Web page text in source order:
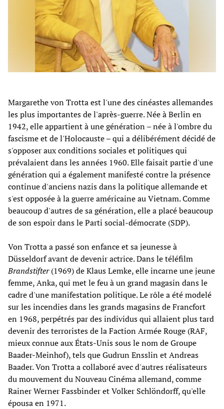
Margarethe von Trotta est l'une des cinéastes allemandes
les plus importantes de l'après-guerre. Née à Berlin en
1942, elle appartient à une génération – née à l'ombre du
fascisme et de l'Holocauste – qui a délibérément décidé de
s'opposer aux conditions sociales et politiques qui
prévalaient dans les années 1960. Elle faisait partie d'une
génération qui a également manifesté contre la présence
continue d'anciens nazis dans la politique allemande et
s'est opposée à la guerre américaine au Vietnam. Comme
beaucoup d'autres de sa génération, elle a placé beaucoup
de son espoir dans le Parti social-démocrate (SDP).
Von Trotta a passé son enfance et sa jeunesse à
Düsseldorf avant de devenir actrice. Dans le téléfilm
Brandstifter(1969) de Klaus Lemke, elle incarne une jeune
femme, Anka, qui met le feu à un grand magasin dans le
cadre d'une manifestation politique. Le rôle a été modelé
sur les incendies dans les grands magasins de Francfort
en 1968, perpétrés par des individus qui allaient plus tard
devenir des terroristes de la Faction Armée Rouge (RAF,
mieux connue aux États-Unis sous le nom de Groupe
Baader-Meinhof), tels que Gudrun Ensslin et Andreas
Baader. Von Trotta a collaboré avec d'autres réalisateurs
du mouvement du Nouveau Cinéma allemand, comme
Rainer Werner Fassbinder et Volker Schlöndorff, qu'elle
épousa en 1971.